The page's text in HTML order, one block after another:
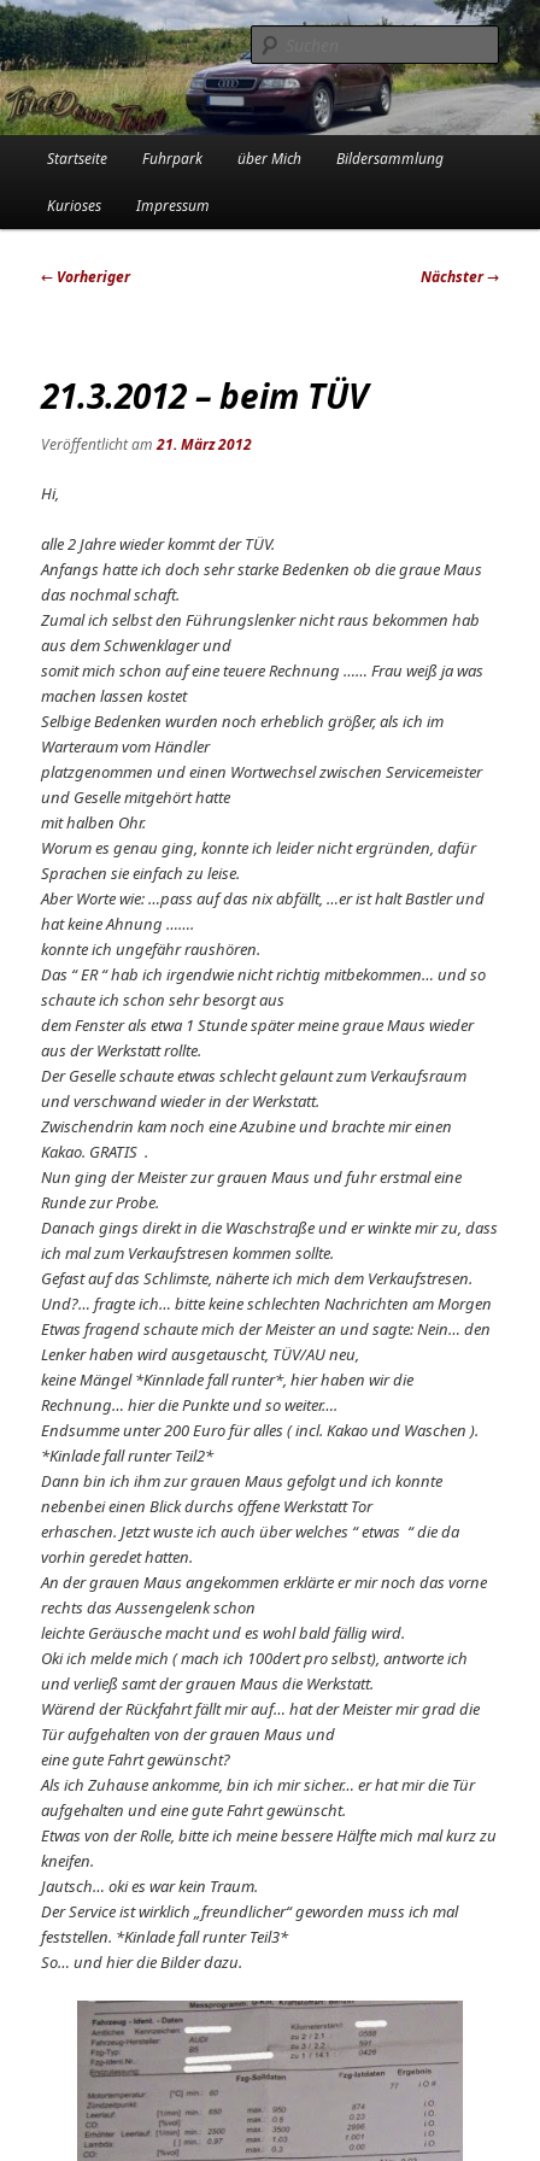
Zum
primären
Inhalt
springenTinadowntown
Die Audi-Schrauberin und ihre Erlebnisse in der Garage
Startseite Fuhrpark über Mich Bildersammlung
Kurioses Impressum
Beitragsnavigation
← Vorheriger Nächster→
21.3.2012 – beim TÜV
Veröffentlicht am21. März 2012
Hi,
alle 2 Jahre wieder kommt der TÜV.
Anfangs hatte ich doch sehr starke Bedenken ob die graue Maus
das nochmal schaft.
Zumal ich selbst den Führungslenker nicht raus bekommen hab
aus dem Schwenklager und
somit mich schon auf eine teuere Rechnung …… Frau weiß ja was
machen lassen kostet
Selbige Bedenken wurden noch erheblich größer, als ich im
Warteraum vom Händler
platzgenommen und einen Wortwechsel zwischen Servicemeister
und Geselle mitgehört hatte
mit halben Ohr.
Worum es genau ging, konnte ich leider nicht ergründen, dafür
Sprachen sie einfach zu leise.
Aber Worte wie: …pass auf das nix abfällt, …er ist halt Bastler und
hat keine Ahnung …….
konnte ich ungefähr raushören.
Das “ ER “ hab ich irgendwie nicht richtig mitbekommen… und so
schaute ich schon sehr besorgt aus
dem Fenster als etwa 1 Stunde später meine graue Maus wieder
aus der Werkstatt rollte.
Der Geselle schaute etwas schlecht gelaunt zum Verkaufsraum
und verschwand wieder in der Werkstatt.
Zwischendrin kam noch eine Azubine und brachte mir einen
Kakao. GRATIS .
Nun ging der Meister zur grauen Maus und fuhr erstmal eine
Runde zur Probe.
Danach gings direkt in die Waschstraße und er winkte mir zu, dass
ich mal zum Verkaufstresen kommen sollte.
Gefast auf das Schlimste, näherte ich mich dem Verkaufstresen.
Und?… fragte ich… bitte keine schlechten Nachrichten am Morgen
Etwas fragend schaute mich der Meister an und sagte: Nein… den
Lenker haben wird ausgetauscht, TÜV/AU neu,
keine Mängel *Kinnlade fall runter*, hier haben wir die
Rechnung… hier die Punkte und so weiter….
Endsumme unter 200 Euro für alles ( incl. Kakao und Waschen ).
*Kinlade fall runter Teil2*
Dann bin ich ihm zur grauen Maus gefolgt und ich konnte
nebenbei einen Blick durchs offene Werkstatt Tor
erhaschen. Jetzt wuste ich auch über welches “ etwas “ die da
vorhin geredet hatten.
An der grauen Maus angekommen erklärte er mir noch das vorne
rechts das Aussengelenk schon
leichte Geräusche macht und es wohl bald fällig wird.
Oki ich melde mich ( mach ich 100dert pro selbst), antworte ich
und verließ samt der grauen Maus die Werkstatt.
Wärend der Rückfahrt fällt mir auf… hat der Meister mir grad die
Tür aufgehalten von der grauen Maus und
eine gute Fahrt gewünscht?
Als ich Zuhause ankomme, bin ich mir sicher… er hat mir die Tür
aufgehalten und eine gute Fahrt gewünscht.
Etwas von der Rolle, bitte ich meine bessere Hälfte mich mal kurz zu
kneifen.
Jautsch… oki es war kein Traum.
Der Service ist wirklich „freundlicher“ geworden muss ich mal
feststellen. *Kinlade fall runter Teil3*
So… und hier die Bilder dazu.